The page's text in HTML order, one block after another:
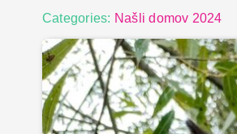
Categories: Našli domov 2024